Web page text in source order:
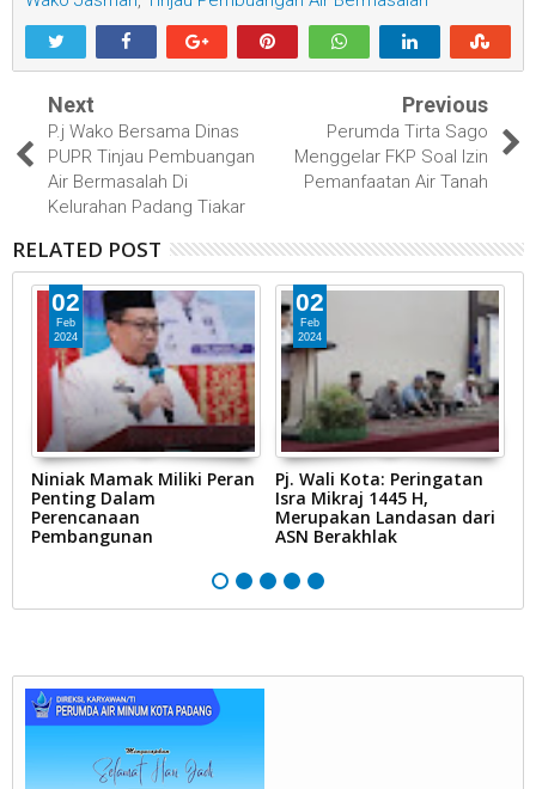
Next
P.j Wako Bersama Dinas
PUPR Tinjau Pembuangan
Air Bermasalah Di
Kelurahan Padang Tiakar
Previous
Perumda Tirta Sago
Menggelar FKP Soal Izin
Pemanfaatan Air Tanah
RELATED POST
02
Feb
2024
Niniak Mamak Miliki Peran
Penting Dalam
Perencanaan
Pembangunan
02
Feb
2024
Pj. Wali Kota: Peringatan
Isra Mikraj 1445 H,
Merupakan Landasan dari
ASN Berakhlak